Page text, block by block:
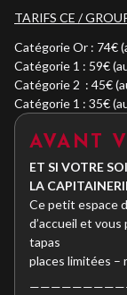
TARIFS CE /
Catégorie Or : 74€
Catégorie 1 : 59€
Catégorie 2 : 45€
Catégorie 1 : 35€
AVANT
ET SI VOTRE
LA
Ce petit espace
d’accueil et
tapas
places limitées –